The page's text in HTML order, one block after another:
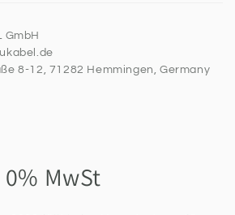
GmbH
8-12, 71282 Hemmingen, Germany
0% MwSt